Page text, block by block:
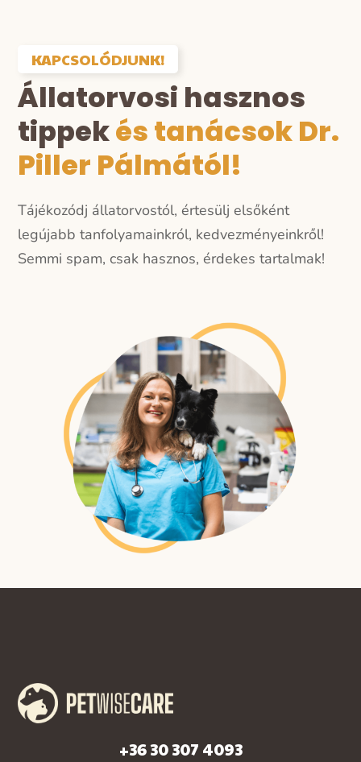
KAPCSOLÓDJUNK!
Állatorvosi hasznos
tippekés tanácsok Dr.
Piller Pálmától!
Tájékozódj állatorvostól, értesülj elsőként
legújabb tanfolyamainkról, kedvezményeinkről!
Semmi spam, csak hasznos, érdekes tartalmak!
+36 30 307 4093